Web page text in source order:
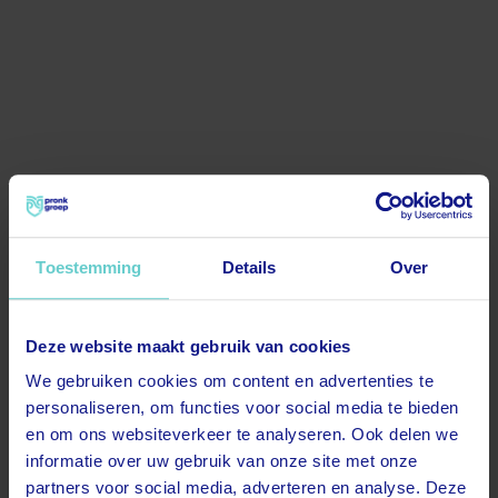
Toestemming Details Over
Deze website maakt gebruik van cookies
We gebruiken cookies om content en advertenties te
personaliseren, om functies voor social media te bieden
en om ons websiteverkeer te analyseren. Ook delen we
informatie over uw gebruik van onze site met onze
partners voor social media, adverteren en analyse. Deze
500